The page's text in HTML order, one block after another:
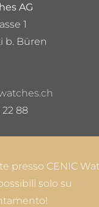
AG
1
b. Büren
22 88
presso CENIC
solo su